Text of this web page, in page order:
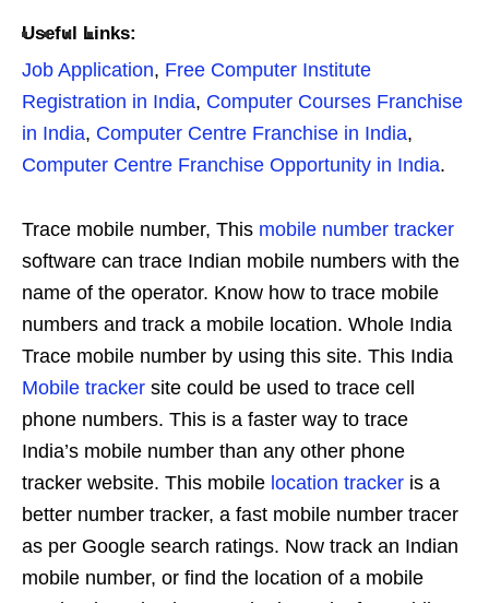
Useful Links:
Job Application, Free Computer Institute
Registration in India, Computer Courses Franchise
in India, Computer Centre Franchise in India,
Computer Centre Franchise Opportunity in India.
Trace mobile number, This mobile number tracker
software can trace Indian mobile numbers with the
name of the operator. Know how to trace mobile
numbers and track a mobile location. Whole India
Trace mobile number by using this site. This India
Mobile tracker site could be used to trace cell
phone numbers. This is a faster way to trace
India’s mobile number than any other phone
tracker website. This mobile location tracker is a
better number tracker, a fast mobile number tracer
as per Google search ratings. Now track an Indian
mobile number, or find the location of a mobile